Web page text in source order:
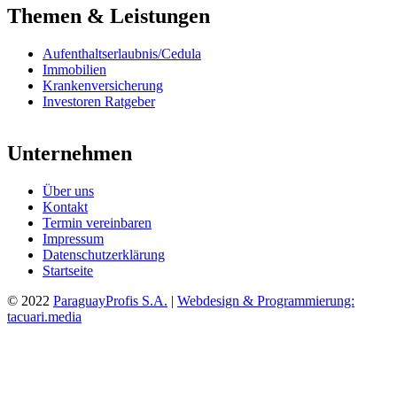
Themen & Leistungen
Aufenthaltserlaubnis/Cedula
Immobilien
Krankenversicherung
Investoren Ratgeber
Unternehmen
Über uns
Kontakt
Termin vereinbaren
Impressum
Datenschutzerklärung
Startseite
© 2022 ParaguayProfis S.A. | Webdesign & Programmierung:
tacuari.media